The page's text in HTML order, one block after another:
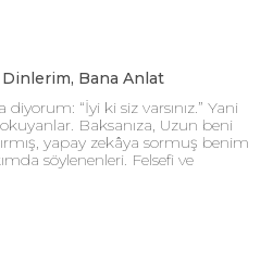
Bana Anlat
diyorum: “İyi ki siz varsınız.” Yani
Baksanıza, Uzun beni
yapay zekâya sormuş benim
söylenenleri. Felsefi ve